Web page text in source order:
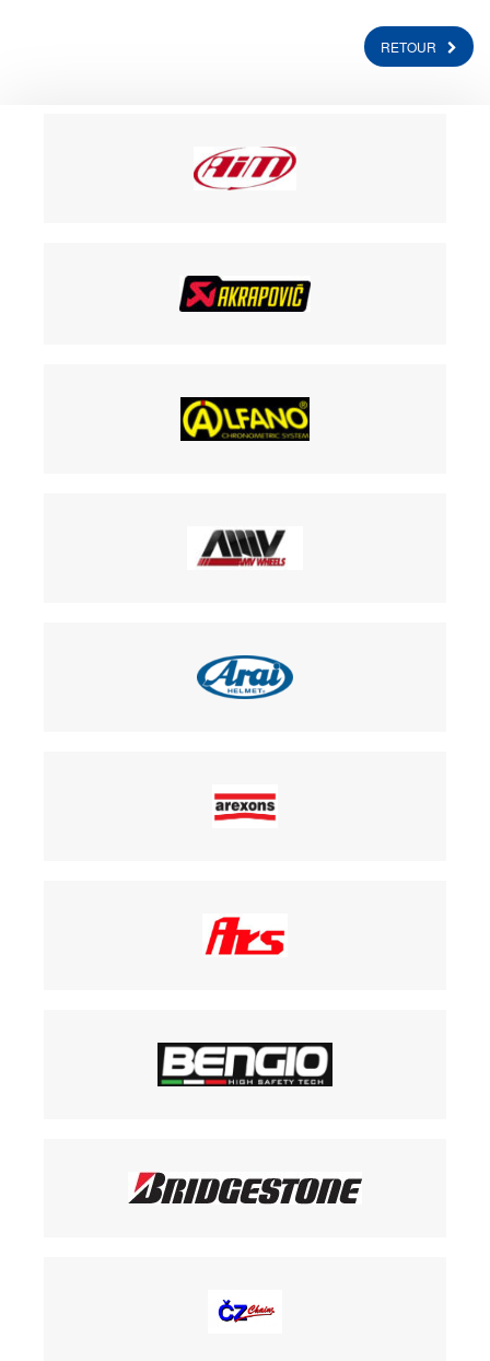
RETOUR